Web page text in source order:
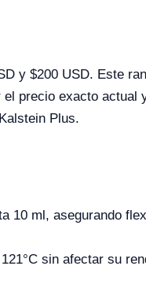
y $200 USD. Este
precio exacto actual
Plus.
10 ml, asegurando
sin afectar su